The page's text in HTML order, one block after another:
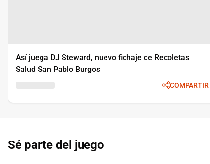
Así juega DJ Steward, nuevo fichaje de Recoletas
Salud San Pablo Burgos
COMPARTIR
Sé parte del juego